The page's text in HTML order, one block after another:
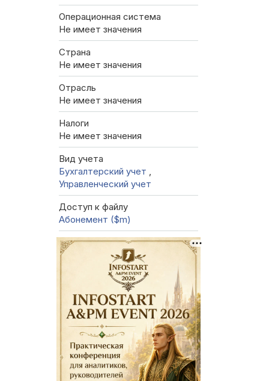
Операционная система
Не имеет значения
Страна
Не имеет значения
Отрасль
Не имеет значения
Налоги
Не имеет значения
Вид учета
Бухгалтерский учет ,
Управленческий учет
Доступ к файлу
Абонемент ($m)